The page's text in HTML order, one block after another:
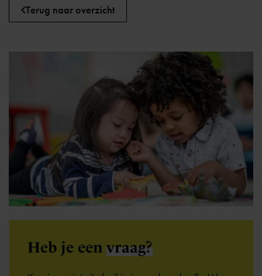
Terug naar overzicht
Heb je een vraag?